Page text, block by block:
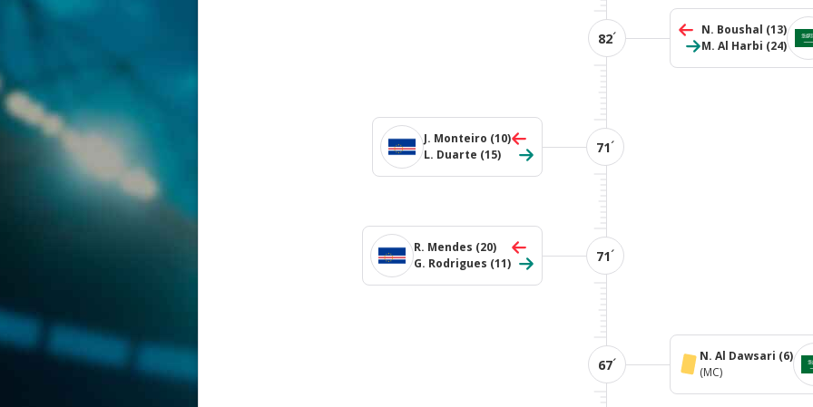
82´ N. Boushal (13)
M. Al Harbi (24)
71´
J. Monteiro (10)
L. Duarte (15)
71´
R. Mendes (20)
G. Rodrigues (11)
67´ N. Al Dawsari (6)
(MC)